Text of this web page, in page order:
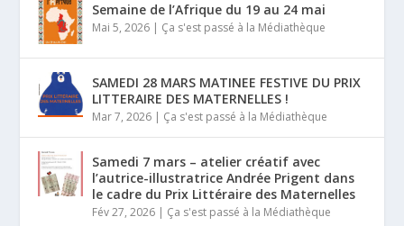
Semaine de l’Afrique du 19 au 24 mai
Mai 5, 2026 | Ça s'est passé à la Médiathèque
SAMEDI 28 MARS MATINEE FESTIVE DU PRIX
LITTERAIRE DES MATERNELLES !
Mar 7, 2026 | Ça s'est passé à la Médiathèque
Samedi 7 mars – atelier créatif avec
l’autrice-illustratrice Andrée Prigent dans
le cadre du Prix Littéraire des Maternelles
Fév 27, 2026 | Ça s'est passé à la Médiathèque